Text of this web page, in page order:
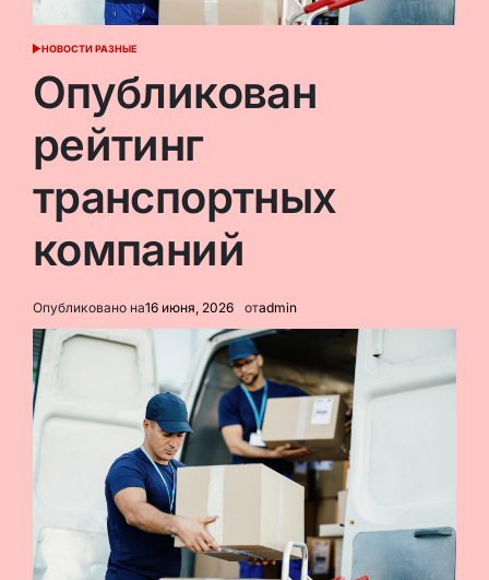
ОПУБЛИКОВАНО
НОВОСТИ РАЗНЫЕ
Опубликован
рейтинг
транспортных
компаний
Опубликовано на16 июня, 2026 отadmin